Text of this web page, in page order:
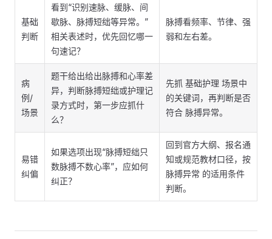
基础
判断
看到“识别速脉、缓脉、间
歇脉、脉搏短绌等异常。”
相关表述时，优先回忆哪一
句速记？
脉搏看频率、节律、强
弱和左右差。
病
例/
场景
题干给出给出脉搏和心率差
异，判断脉搏短绌或护理记
录方式时，第一步应抓什
么？
先抓 基础护理 场景中
的关键词，再判断是否
符合 脉搏异常。
易错
纠偏
如果选项出现“脉搏短绌只
数脉搏不数心率”，应如何
纠正？
回到官方大纲、报名通
知或规范教材口径，按
脉搏异常 的适用条件
判断。